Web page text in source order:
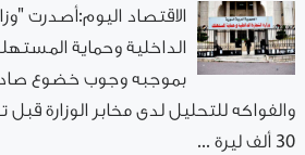
الاقتصاد اليوم:أصدرت
الداخلية وحماية
بموجبه وجوب خضوع
والفواكه للتحليل لدى مخابر الوزارة
30 ألف ليرة ...